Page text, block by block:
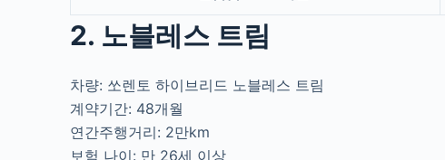
2. 노블레스 트림
차량: 쏘렌토 하이브리드 노블레스 트림
계약기간: 48개월
연간주행거리: 2만km
보험 나이: 만 26세 이상